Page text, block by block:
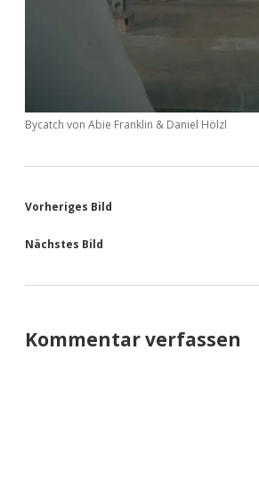
Bycatch von Abie Franklin & Daniel Hölzl
Vorheriges Bild
Nächstes Bild
Kommentar verfassen